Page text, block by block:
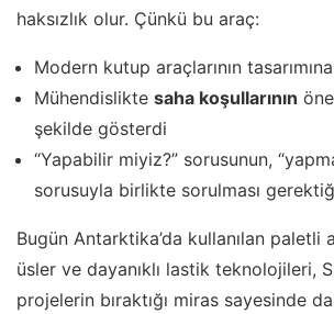
haksızlık olur. Çünkü bu araç:
Modern kutup araçlarının
Mühendislikte saha koşullarının
şekilde gösterdi
“Yapabilir miyiz?” sorusunun,
sorusuyla birlikte sorulması
Bugün Antarktika’da kullanılan paletli
üsler ve dayanıklı lastik teknolojileri,
projelerin bıraktığı miras sayesinde